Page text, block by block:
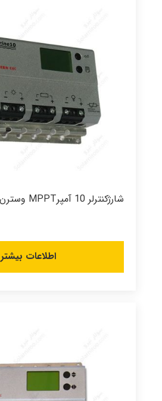
شارژکنترلر 10 آمپرMPPT وسترن – 24 ولت
اطلاعات بیشتر